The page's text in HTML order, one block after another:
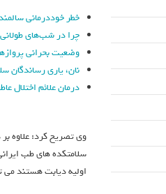
خطر خوددرمانی
چرا در شب‌های
وضعیت بحرانی
نان، یاری رساندگان
درمان علائم اختلال
وی تصریح کرد: علاوه
سلامتکده های طب
اولیه دیابت هستند